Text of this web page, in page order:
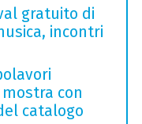
gratuito di
incontri
con
catalogo